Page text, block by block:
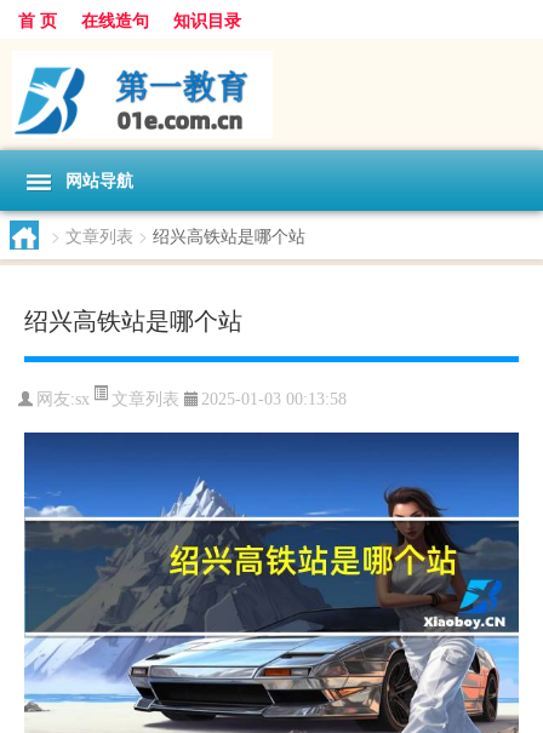
首 页 在线造句 知识目录
网站导航
> 文章列表 > 绍兴高铁站是哪个站
绍兴高铁站是哪个站
网友:sx 文章列表 2025-01-03 00:13:58